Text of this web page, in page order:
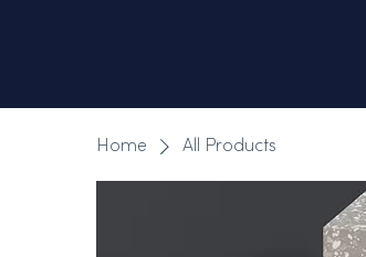
Home All Products